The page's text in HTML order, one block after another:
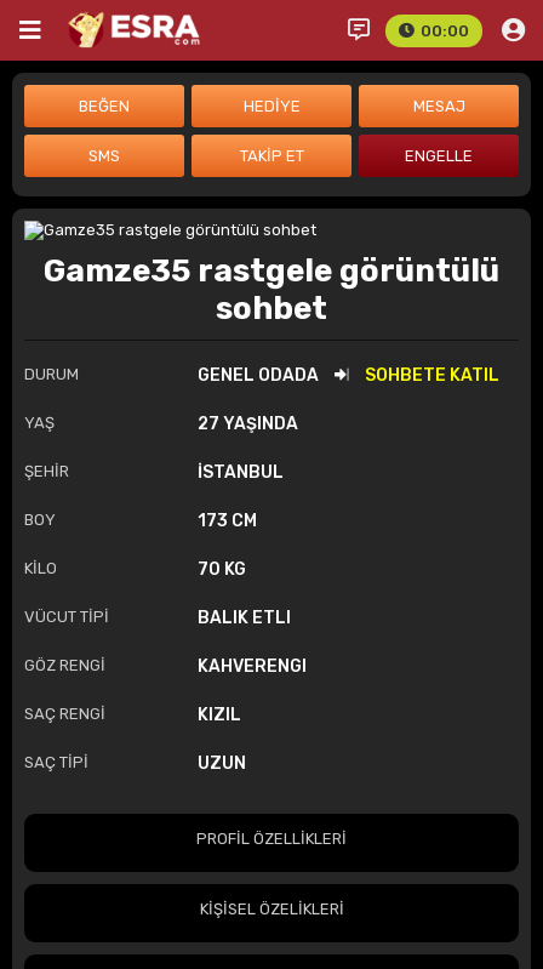
00:00
Gamze35 rastgele görüntülü
sohbet
DURUM GENEL ODADA SOHBETE KATIL
YAŞ 27 YAŞINDA
ŞEHİR İSTANBUL
BOY 173 CM
KİLO 70 KG
VÜCUT TİPİ BALIK ETLI
GÖZ RENGİ KAHVERENGI
SAÇ RENGİ KIZIL
SAÇ TİPİ UZUN
PROFİL ÖZELLİKLERİ
KİŞİSEL ÖZELİKLERİ